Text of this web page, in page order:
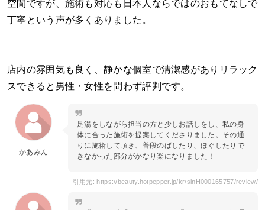
空間ですが、施術も対応も日本人ならではのおもてなしで
丁寧という声が多くありました。
店内の雰囲気も良く、静かな個室で清潔感がありリラック
スできると男性・女性を問わず評判です。
かあみん
足湯をしながら担当の方と少しお話しをし、私の身
体に合った施術を提案してくださりました。その通
りに施術して頂き、普段のばしたり、ほぐしたりで
きなかった部分がかなり楽になりました！
引用元: https://beauty.hotpepper.jp/kr/slnH000165757/review/